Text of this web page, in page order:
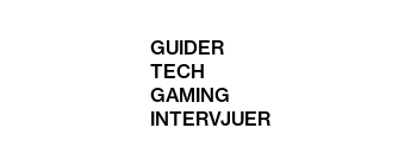
GUIDER
TECH
GAMING
INTERVJUER